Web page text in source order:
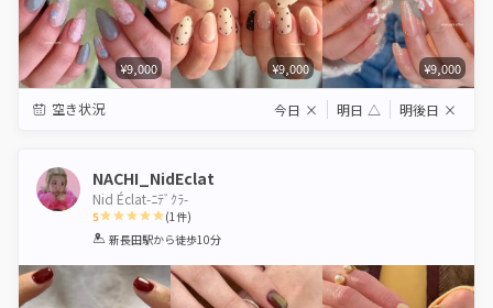
¥9,000 ¥9,000 ¥9,000
空き状況 今日 × 明日 △ 明後日 ×
NACHI_NidEclat
Nid Éclat-ﾆﾃﾞｸﾗ-
5
1 2 3 4 5
(1件)
新長田駅から徒歩10分